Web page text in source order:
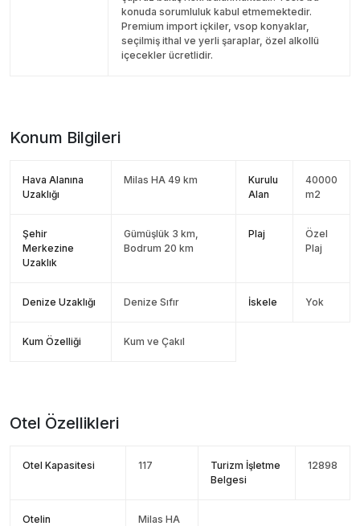
konuda sorumluluk kabul etmemektedir.
Premium import içkiler, vsop konyaklar,
seçilmiş ithal ve yerli şaraplar, özel alkollü
içecekler ücretlidir.
Konum Bilgileri
Hava Alanına
Uzaklığı
Milas HA 49 km
Kurulu
Alan
40000
m2
Şehir
Merkezine
Uzaklık
Gümüşlük 3 km,
Bodrum 20 km
Plaj
Özel
Plaj
Denize Uzaklığı Denize Sıfır İskele Yok
Kum Özelliği Kum ve Çakıl
Otel Özellikleri
Otel Kapasitesi 117
Turizm İşletme
Belgesi
12898
Otelin
Milas HA